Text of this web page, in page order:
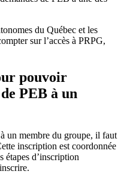
du Québec et les
sur l’accès à PRPG,
pouvoir
PEB à un
un membre du groupe, il faut
inscription est coordonnée
d’inscription